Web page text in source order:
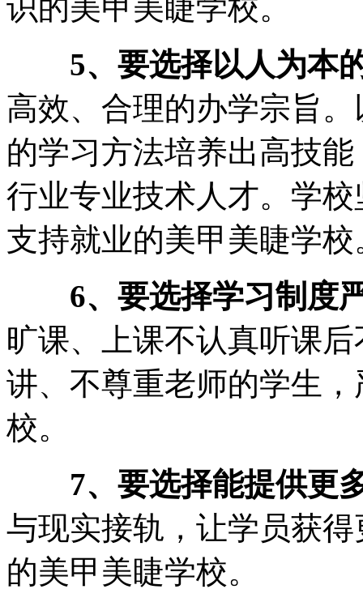
识的美甲美睫学校。
5、要选择以人为本
高效、合理的办学宗旨
的学习方法培养出高技
行业专业技术人才。学
支持就业的美甲美睫学校
6、要选择学习制度
旷课、上课不认真听课
讲、不尊重老师的学生
校。
7、要选择能提供更
与现实接轨，让学员获
的美甲美睫学校。